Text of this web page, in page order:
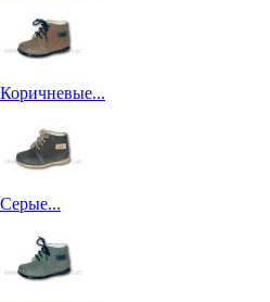
Коричневые...
Серые...